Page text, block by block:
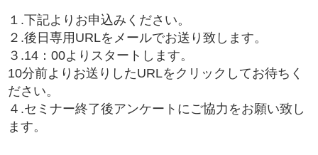
１.下記よりお申込みください。
２.後日専用URLをメールでお送り致します。
３.14：00よりスタートします。
10分前よりお送りしたURLをクリックしてお待ちく
ださい。
４.セミナー終了後アンケートにご協力をお願い致し
ます。